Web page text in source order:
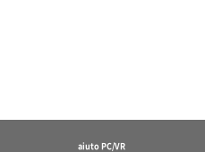
aiuto PC/VR